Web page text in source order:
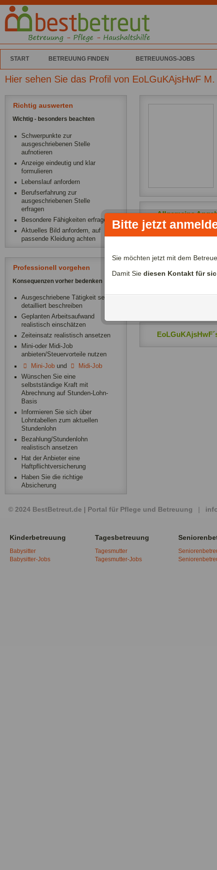
START BETREUUNG FINDEN BETREUUNGS-JOBS
Hier sehen Sie das Profil von EoLGuKAjsHwF
Richtig auswerten
Wichtig - besonders beachten
Schwerpunkte zur
ausgeschriebenen Stelle
aufnotieren
Anzeige eindeutig und klar
formulieren
Lebenslauf anfordern
Berufserfahrung zur
ausgeschriebenen Stelle
erfragen
Besondere Fähigkeiten erfragen
Aktuelles Bild anfordern, auf
passende Kleidung achten
Professionell vorgehen
Konsequenzen vorher bedenken
Ausgeschriebene Tätigkeit sehr
detailliert beschreiben
Geplanten Arbeitsaufwand
realistisch einschätzen
Zeiteinsatz realistisch ansetzen
Mini-oder Midi-Job
anbieten/Steuervorteile nutzen
Mini-Jobund
Midi-Job
Wünschen Sie eine
selbstständige Kraft mit
Abrechnung auf Stunden-Lohn-
Basis
Informieren Sie sich über
Lohntabellen zum aktuellen
Stundenlohn
Bezahlung/Stundenlohn
realistisch ansetzen
Hat der Anbieter eine
Haftpflichtversicherung
Haben Sie die richtige
Absicherung
Allgemeine
© 2024 BestBetreut.de | Portal für Pflege und Betreuung |
Kinderbetreuung
Babysitter
Babysitter-Jobs
Tagesbetreuung
Tagesmutter
Tagesmutter-Jobs
Bitte jetzt
Sie möchten jetzt mit dem
Damit Sie diesen Kontakt für